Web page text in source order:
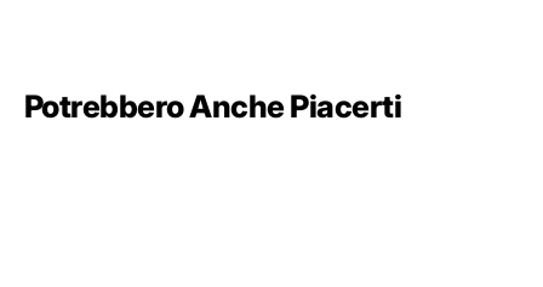
Potrebbero Anche Piacerti